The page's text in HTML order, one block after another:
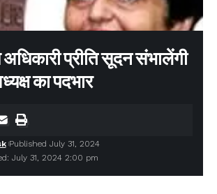
प्रीति सूदन संभालेंगी
का पदभार
July 31, 2024 2:00 pm
Published July 31, 2024